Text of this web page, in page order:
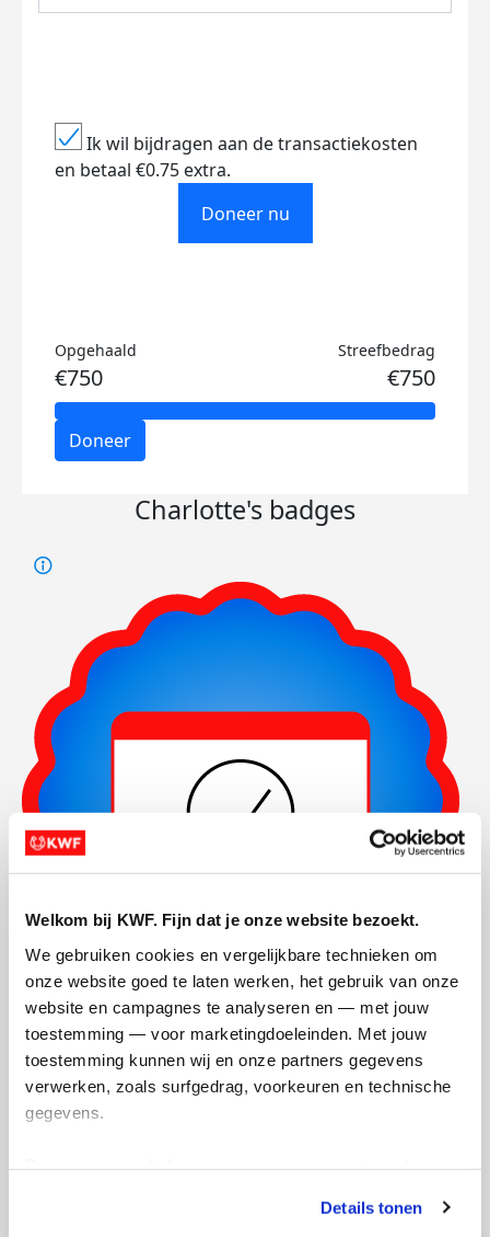
Welkom bij KWF. Fijn dat je onze website bezoekt.
We gebruiken cookies en vergelijkbare technieken om
onze website goed te laten werken, het gebruik van onze
website en campagnes te analyseren en — met jouw
toestemming — voor marketingdoeleinden. Met jouw
toestemming kunnen wij en onze partners gegevens
verwerken, zoals surfgedrag, voorkeuren en technische
gegevens.
tonen. Je kunt je toestemming op elk moment wijzigen of
Details tonen
Ik wil bijdragen aan de transactiekosten
en betaal €0.75 extra.
Doneer nu
Opgehaald
€750
Streefbedrag
€750
Doneer
Charlotte's badges
Actiepagina gemaakt